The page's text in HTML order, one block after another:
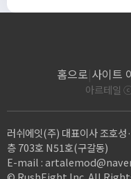
홈으로 사이트
아르테일
러쉬에잇(주) 대표이사 조호
층 703호 N51호(구갈동)
E-mail :